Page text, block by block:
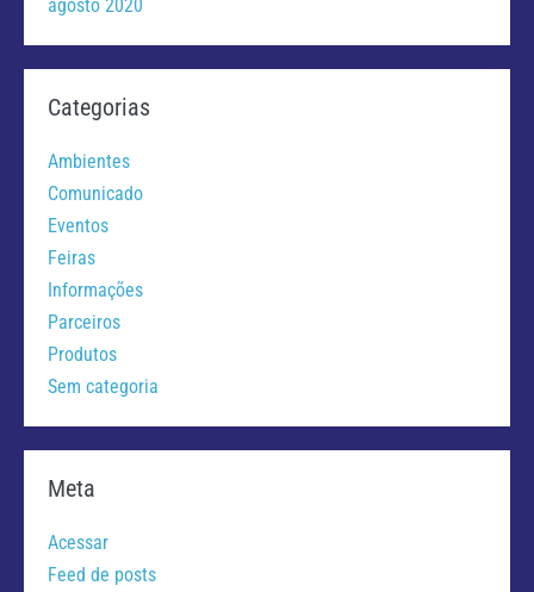
agosto 2020
Categorias
Ambientes
Comunicado
Eventos
Feiras
Informações
Parceiros
Produtos
Sem categoria
Meta
Acessar
Feed de posts